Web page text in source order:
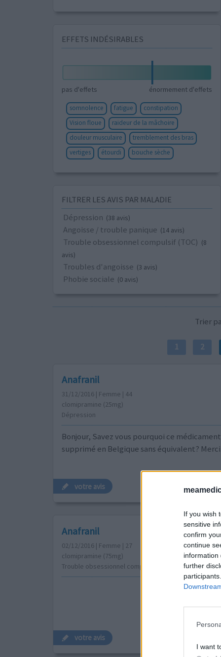
If you wish
sensitive
confirm
continue
information
further
I want
EFFETS INDÉSIRABLES
pas d'effets énormement d'effets
somnolence fatigue
constipation
Vision floue
raideur de la mâchoire
douleur musculaire
tremblement des bras
vertiges
étourdi bouche sèche
FILTRER LES AVIS PAR MALADIE
Dépression (38 avis)
Angoisse / trouble panique (14 avis)
Trouble obsessionnel compulsif (TOC) (8
avis)
Troubles d'angoisse (3 avis)
Phobie sociale (0 avis)
Trier
1 2
Anafranil
31/12/2016 | Femme | 44
clomipramine (25mg)
Dépression
Bonjour, Savez vous pourquoi ce
supprimé en Belgique sans équivalent? Merci
votre avis
Anafranil
02/12/2016 | Femme | 27
clomipramine (75mg)
Trouble obsessionnel compulsif (TOC)
votre avis